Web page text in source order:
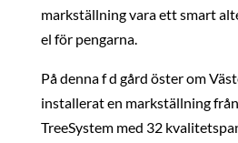
markställning vara ett smart
el för pengarna.
På denna f d gård öster om
installerat en markställning
TreeSystem med 32